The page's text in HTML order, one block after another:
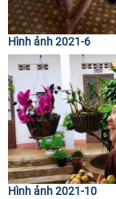
Hình ảnh 2021-6
Hình ảnh 2021-10